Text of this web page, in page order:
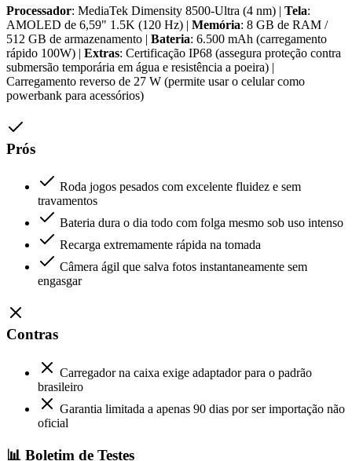
Processador: MediaTek Dimensity 8500-Ultra (4 nm) | Tela:
AMOLED de 6,59" 1.5K (120 Hz) | Memória: 8 GB de RAM /
512 GB de armazenamento | Bateria: 6.500 mAh (carregamento
rápido 100W) | Extras: Certificação IP68 (assegura proteção contra
submersão temporária em água e resistência a poeira) |
Carregamento reverso de 27 W (permite usar o celular como
powerbank para acessórios)
Prós
Roda jogos pesados com excelente fluidez e sem
travamentos
Bateria dura o dia todo com folga mesmo sob uso intenso
Recarga extremamente rápida na tomada
Câmera ágil que salva fotos instantaneamente sem
engasgar
Contras
Carregador na caixa exige adaptador para o padrão
brasileiro
Garantia limitada a apenas 90 dias por ser importação não
oficial
📊 Boletim de Testes